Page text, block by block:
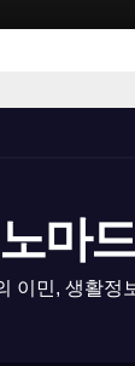
마
이민, 생활정